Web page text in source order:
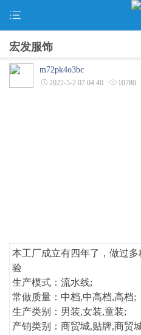
宏发服饰
m72pk4o3bc
2022-5-2 07:04:40 10780
本工厂成立有四年了，做过
验
生产模式：流水线;
常做质量：中档,中高档,高档;
生产类别：男装,女装,童装;
产销类别：商贸城,贴牌,商贸